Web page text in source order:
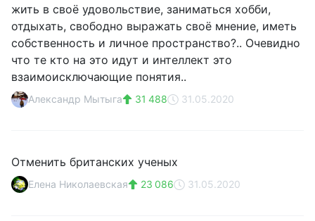
жить в своё удовольствие, заниматься хобби,
отдыхать, свободно выражать своё мнение, иметь
собственность и личное пространство?.. Очевидно
что те кто на это идут и интеллект это
взаимоисключающие понятия..
Александр Мытыга 31 488 31.05.2020
Отменить британских ученых
Елена Николаевская 23 086 31.05.2020